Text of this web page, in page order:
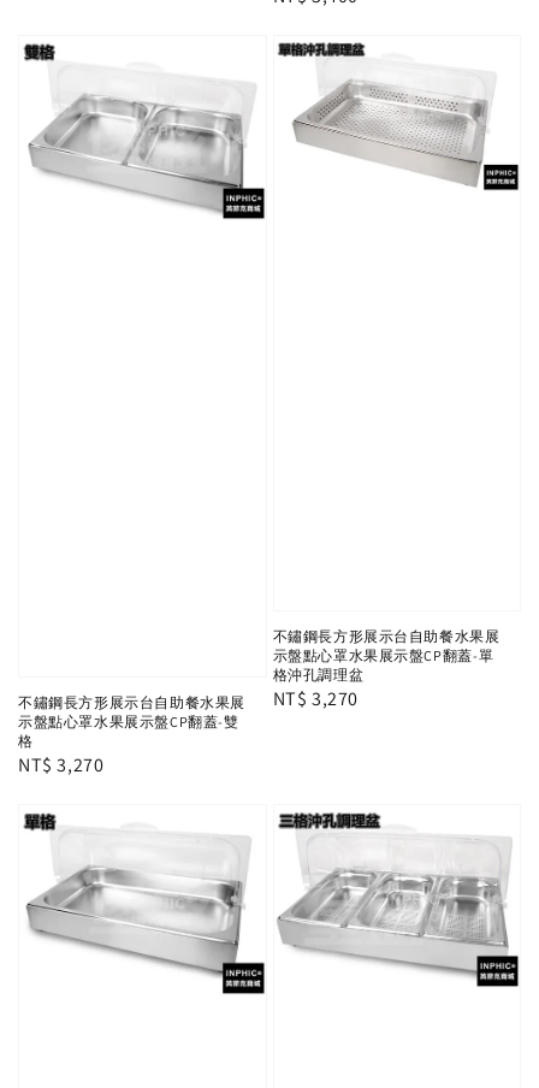
不鏽鋼長方形展示台自助餐水果展
示盤點心罩水果展示盤CP翻蓋-雙
格
Regular
NT$ 3,270
不鏽鋼長方形展示台自助餐水果展
示盤點心罩水果展示盤CP翻蓋-單
格沖孔調理盆
Regular
NT$ 3,270